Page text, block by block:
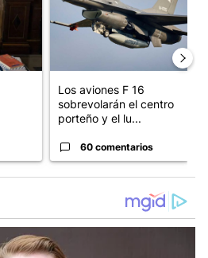
Los aviones F 16
sobrevolarán el centro
porteño y el lu...
60 comentarios